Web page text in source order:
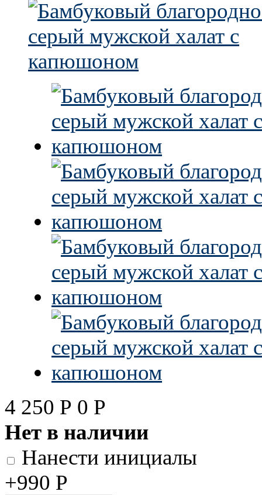
4 250 Р 0 Р
Нет в наличии
Нанести инициалы
+990 Р